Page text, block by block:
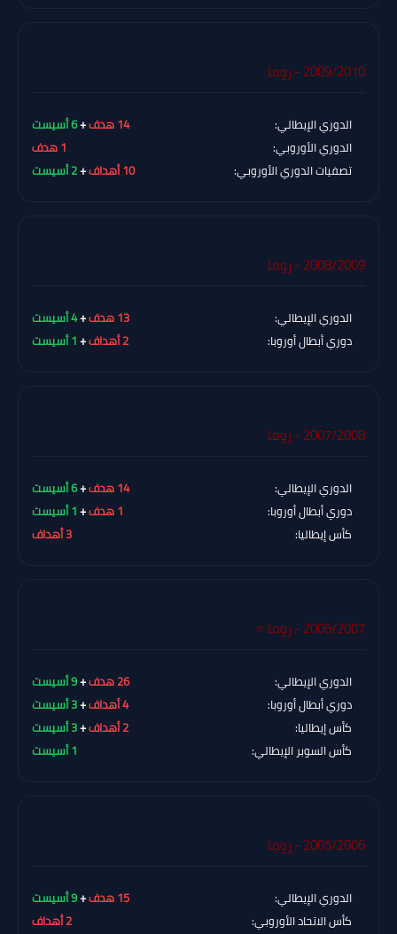
2009/2010 - روما
الدوري الإيطالي: +6 أسيست
الدوري الأوروبي:
تصفيات الدوري الأوروبي:
+2 أسيست
2008/2009 - روما
الدوري الإيطالي: +4 أسيست
دوري أبطال أوروبا:
+1 أسيست
2007/2008 - روما
الدوري الإيطالي: +6 أسيست
دوري أبطال أوروبا:
+1 أسيست
كأس إيطاليا:
2006/2007 - روما ⭐
الدوري الإيطالي: +9 أسيست
دوري أبطال أوروبا:
+3 أسيست
كأس إيطاليا:
+3 أسيست
كأس السوبر الإيطالي:
2005/2006 - روما
الدوري الإيطالي: +9 أسيست
كأس الاتحاد الأوروبي: